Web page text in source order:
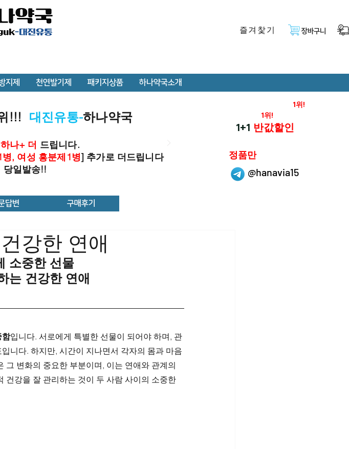
즐겨찿기 장바구니
지제 천연발기제 패키지상품 하나약국소개
!!! 대진유통-하나약국
하나+ 더 드립니다.
, 여성 흥분제1병] 추가로 더드립니다
당일발송!!
@hanavia15
1위!
1위!
1+1 반값할인
정품만
답변 구매후기
강한 연애
소중한 선물
는 건강한 연애
함입니다. 서로에게 특별한 선물이 되어야 하며, 관
니다. 하지만, 시간이 지나면서 각자의 몸과 마음
그 변화의 중요한 부분이며, 이는 연애와 관계의
건강을 잘 관리하는 것이 두 사람 사이의 소중한